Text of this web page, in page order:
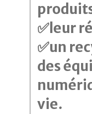
✅leur
✅un
des
vie.